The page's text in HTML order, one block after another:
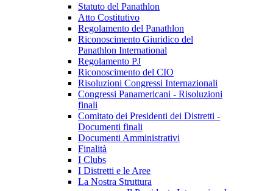
Statuto del Panathlon
Atto Costitutivo
Regolamento del Panathlon
Riconoscimento Giuridico del
Panathlon International
Regolamento PJ
Riconoscimento del CIO
Risoluzioni Congressi Internazionali
Congressi Panamericani - Risoluzioni
finali
Comitato dei Presidenti dei Distretti -
Documenti finali
Documenti Amministrativi
Finalità
I Clubs
I Distretti e le Aree
La Nostra Struttura